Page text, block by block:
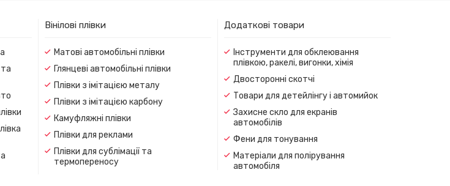
Вінілові плівки
Матові автомобільні плівки
Глянцеві автомобільні плівки
Плівки з імітацією металу
Плівки з імітацією карбону
Камуфляжні плівки
Плівки для реклами
Плівки для сублімації та
термопереносу
Додаткові товари
Інструменти для обклеювання
плівкою, ракелі, вигонки, хімія
Двосторонні скотчі
Товари для детейлінгу і автомийок
Захисне скло для екранів
автомобілів
Фени для тонування
Матеріали для полірування
автомобіля